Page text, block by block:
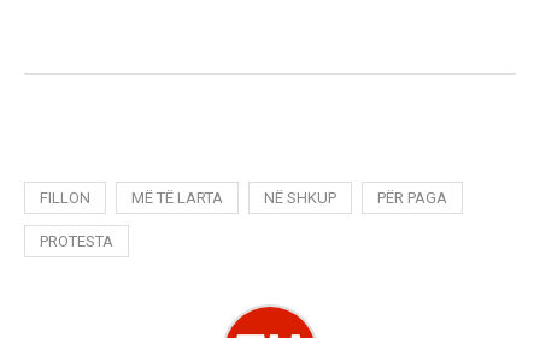
FILLON MË TË LARTA NË SHKUP PËR PAGA
PROTESTA